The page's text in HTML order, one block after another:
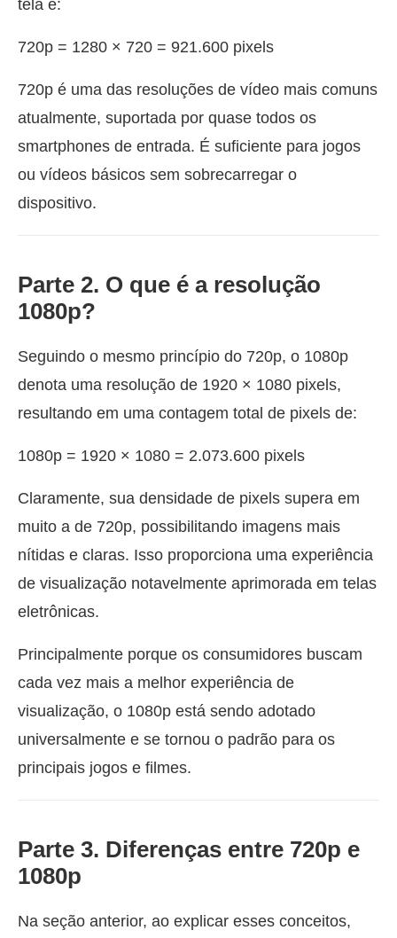
tela é:
720p = 1280 × 720 = 921.600 pixels
720p é uma das resoluções de vídeo mais comuns
atualmente, suportada por quase todos os
smartphones de entrada. É suficiente para jogos
ou vídeos básicos sem sobrecarregar o
dispositivo.
Parte 2. O que é a resolução
1080p?
Seguindo o mesmo princípio do 720p, o 1080p
denota uma resolução de 1920 × 1080 pixels,
resultando em uma contagem total de pixels de:
1080p = 1920 × 1080 = 2.073.600 pixels
Claramente, sua densidade de pixels supera em
muito a de 720p, possibilitando imagens mais
nítidas e claras. Isso proporciona uma experiência
de visualização notavelmente aprimorada em telas
eletrônicas.
Principalmente porque os consumidores buscam
cada vez mais a melhor experiência de
visualização, o 1080p está sendo adotado
universalmente e se tornou o padrão para os
principais jogos e filmes.
Parte 3. Diferenças entre 720p e
1080p
Na seção anterior, ao explicar esses conceitos,